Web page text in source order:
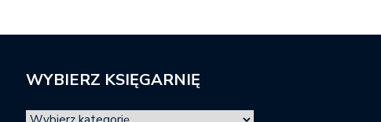
WYBIERZ KSIĘGARNIĘ